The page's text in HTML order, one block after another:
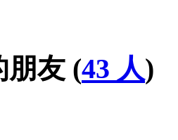
朋友 (43 人)